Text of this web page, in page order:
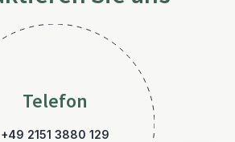
Telefon
+49 2151 3880 129